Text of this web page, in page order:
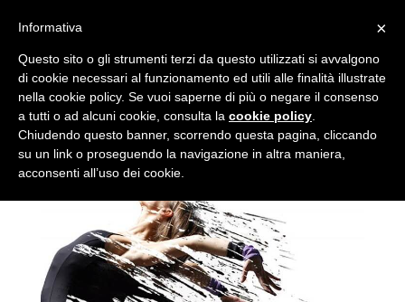
Stage di Danza
Contemporanea Aid&a
×
Informativa
Questo sito o gli strumenti terzi da questo utilizzati si avvalgono
di cookie necessari al funzionamento ed utili alle finalità illustrate
nella cookie policy. Se vuoi saperne di più o negare il consenso
a tutti o ad alcuni cookie, consulta la cookie policy
Chiudendo questo banner, scorrendo questa pagina, cliccando
su un link o proseguendo la navigazione in altra maniera,
acconsenti all’uso dei cookie.